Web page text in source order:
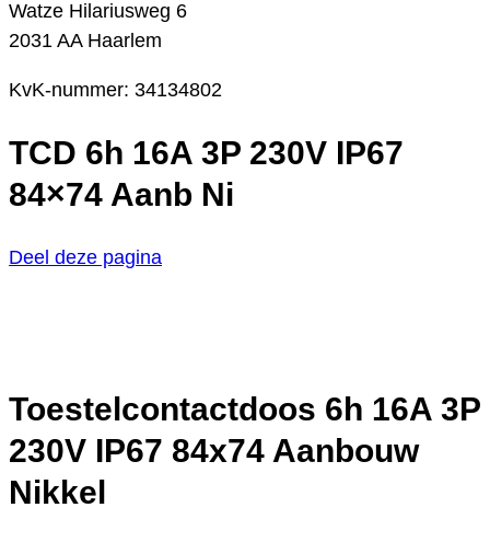
Watze Hilariusweg 6
2031 AA Haarlem
KvK-nummer: 34134802
TCD 6h 16A 3P 230V IP67
84×74 Aanb Ni
Deel deze pagina
Toestelcontactdoos 6h 16A 3P
230V IP67 84x74 Aanbouw
Nikkel